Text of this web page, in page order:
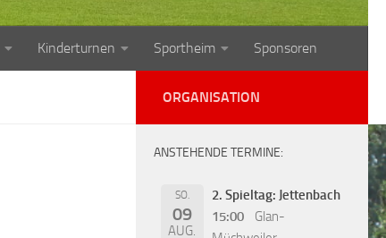
Kinderturnen Sportheim Sponsoren
ORGANISATION
ANSTEHENDE TERMINE:
SO.
09
AUG.
2. Spieltag: Jettenbach
15:00
Glan-